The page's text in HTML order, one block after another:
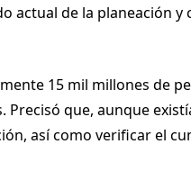
actual de la planeación y
15 mil millones de
que, aunque
así como verificar el